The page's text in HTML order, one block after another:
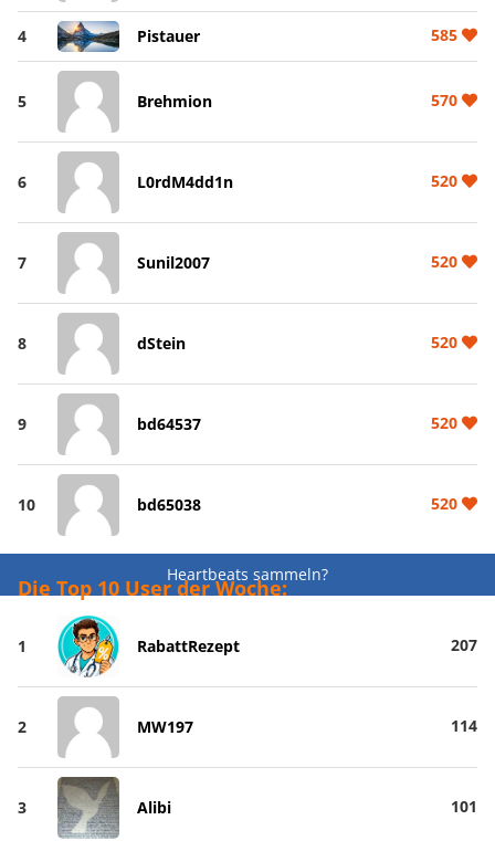
4 Pistauer 585
5 Brehmion 570
6 L0rdM4dd1n 520
7 Sunil2007 520
8 dStein 520
9 bd64537 520
10 bd65038 520
Heartbeats sammeln?
Die Top 10 User der Woche:
1 RabattRezept 207
2 MW197 114
3 Alibi 101